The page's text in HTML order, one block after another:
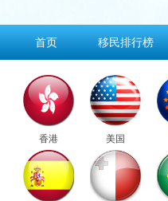
首页 移民排行榜
香港 美国